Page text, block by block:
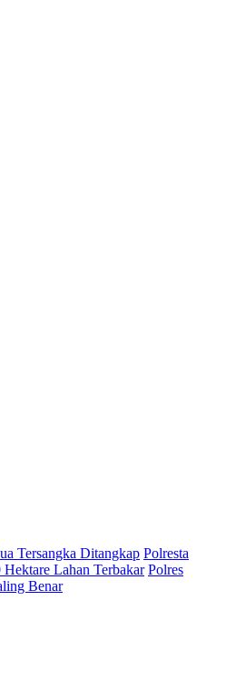
Tersangka Ditangkap Polresta
Lahan Terbakar Polres
Benar